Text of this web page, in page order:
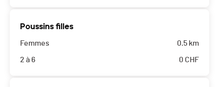
Poussins filles
Femmes
2 à 6
0.5 km
0 CHF